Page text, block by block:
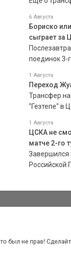
6 Августа
Бориско
сыграет за
поединок 3-
1 Августа
Переход
Трансфер
"Гезтепе" в
1 Августа
ЦСКА не
матче 2-го
Завершился
Российской
был не прав!